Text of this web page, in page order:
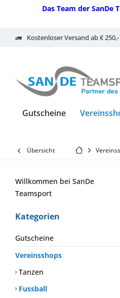
Das Team der
Kostenloser Versand ab €
Gutscheine
Übersicht
Willkommen bei SanDe
Teamsport
Kategorien
Gutscheine
Vereinsshops
Tanzen
Fussball